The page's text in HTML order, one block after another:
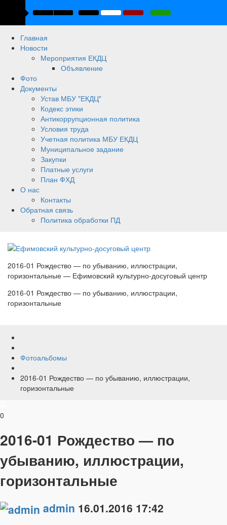
Главная
Новости
Мероприятия ЕКДЦ
Объявление
Фото
Документы
Устав МБУ "ЕКДЦ"
Кодекс этики
Антикоррупционная политика
Условия труда
Учетная политика МБУ ЕКДЦ
Муниципальное задание
Закупки
Платные услуги
План ФХД
О нас
Контакты
Обратная связь
Политика обработки ПД
2016-01 Рождество — по убыванию, иллюстрации,
горизонтальные — Ефимовский культурно-досуговый центр
2016-01 Рождество — по убыванию, иллюстрации,
горизонтальные
Фотоальбомы
2016-01 Рождество — по убыванию, иллюстрации,
горизонтальные
0
2016-01 Рождество — по
убыванию, иллюстрации,
горизонтальные
admin 16.01.2016 17:42